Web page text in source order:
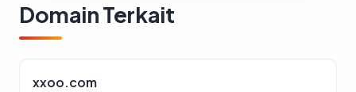
Domain Terkait
xxoo.com